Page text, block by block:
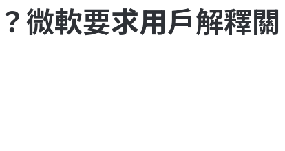
微軟要求用戶解釋關